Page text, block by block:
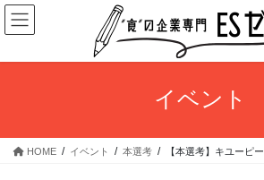
コ
ン
ン
キ
ナ
ビ
ー
に
イベント
HOME イベント 本選考 【本選考】キユーピー